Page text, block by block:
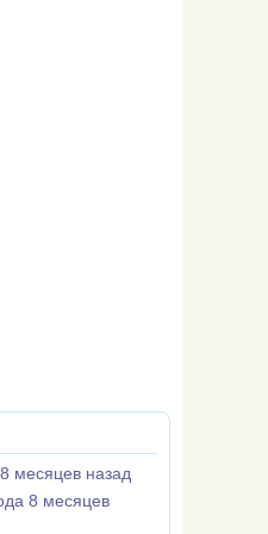
месяцев назад
8 месяцев